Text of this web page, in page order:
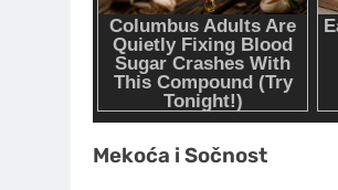
Mekoća i Sočnost